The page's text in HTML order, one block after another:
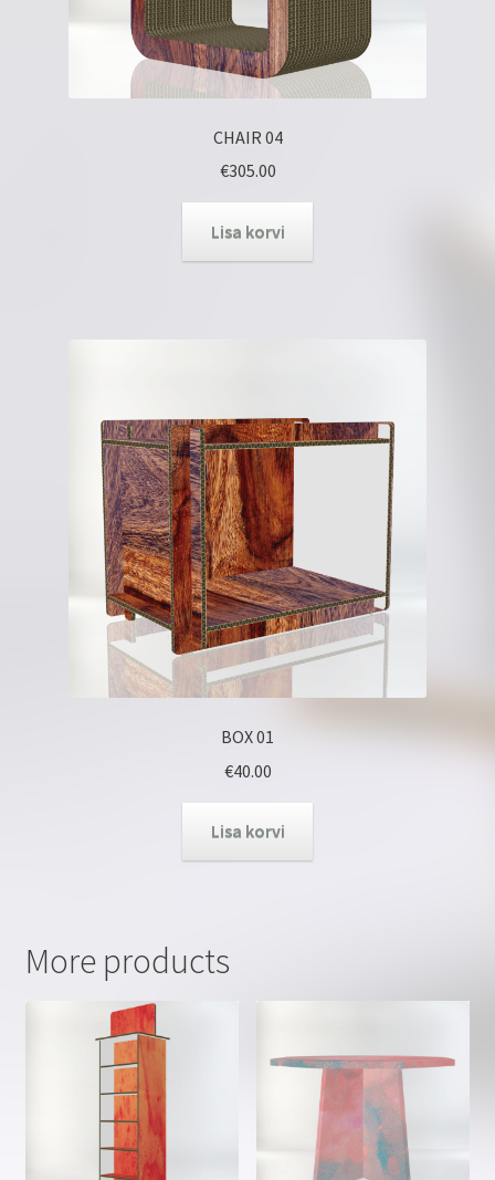
CHAIR 04
€305.00
Lisa korvi
BOX 01
€40.00
Lisa korvi
More products